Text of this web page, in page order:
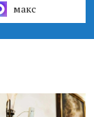
макс